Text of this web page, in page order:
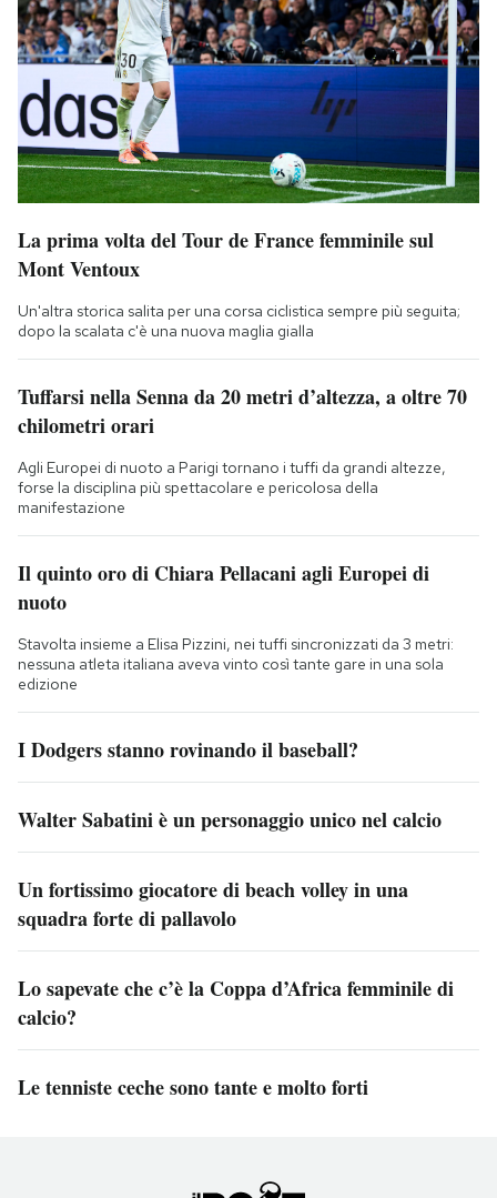
La prima volta del Tour de France femminile sul
Mont Ventoux
Un'altra storica salita per una corsa ciclistica sempre più seguita;
dopo la scalata c'è una nuova maglia gialla
Tuffarsi nella Senna da 20 metri d’altezza, a oltre 70
chilometri orari
Agli Europei di nuoto a Parigi tornano i tuffi da grandi altezze,
forse la disciplina più spettacolare e pericolosa della
manifestazione
Il quinto oro di Chiara Pellacani agli Europei di
nuoto
Stavolta insieme a Elisa Pizzini, nei tuffi sincronizzati da 3 metri:
nessuna atleta italiana aveva vinto così tante gare in una sola
edizione
I Dodgers stanno rovinando il baseball?
Walter Sabatini è un personaggio unico nel calcio
Un fortissimo giocatore di beach volley in una
squadra forte di pallavolo
Lo sapevate che c’è la Coppa d’Africa femminile di
calcio?
Le tenniste ceche sono tante e molto forti